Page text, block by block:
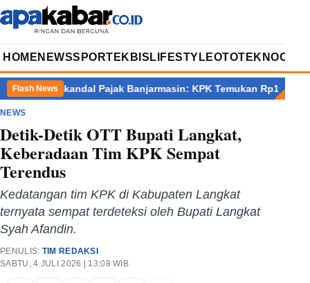
HOME NEWSSPORT EKBIS LIFESTYLEOTOTEKNOOPINI
Flash News
Skandal Pajak Banjarmasin: KPK Temukan Rp11 Miliar dan
NEWS
Detik-Detik OTT Bupati Langkat,
Keberadaan Tim KPK Sempat
Terendus
Kedatangan tim KPK di Kabupaten Langkat
ternyata sempat terdeteksi oleh Bupati Langkat
Syah Afandin.
PENULIS: TIM REDAKSI
SABTU, 4 JULI 2026 | 13:08 WIB